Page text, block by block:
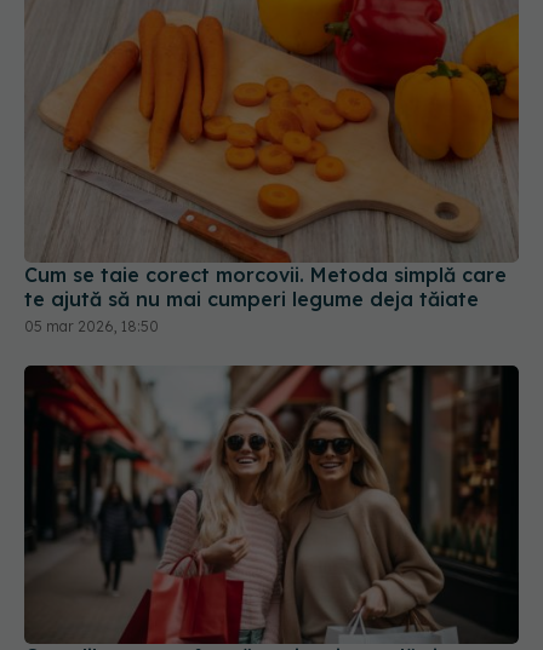
Cum se taie corect morcovii. Metoda simplă care
te ajută să nu mai cumperi legume deja tăiate
05 mar 2026, 18:50